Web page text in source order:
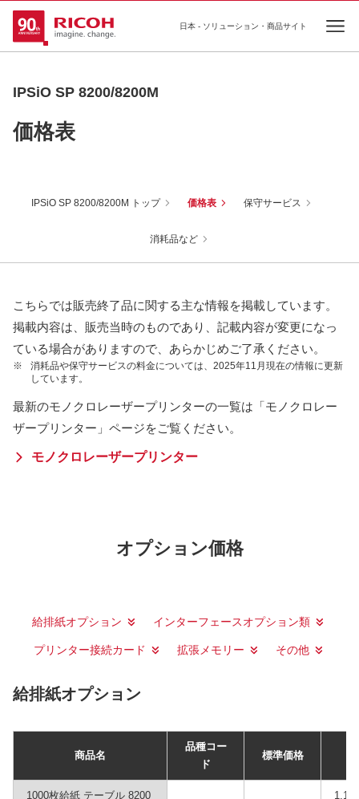
日本 - ソリューション・商品サイト
IPSiO SP 8200/8200M
価格表
IPSiO SP 8200/8200M トップ 価格表 保守サービス
消耗品など
こちらでは販売終了品に関する主な情報を掲載しています。
掲載内容は、販売当時のものであり、記載内容が変更になっ
ている場合がありますので、あらかじめご了承ください。
※
消耗品や保守サービスの料金については、2025年11月現在の情報に更新
しています。
最新のモノクロレーザープリンターの一覧は「モノクロレー
ザープリンター」ページをご覧ください。
モノクロレーザープリンター
オプション価格
給排紙オプション インターフェースオプション類
プリンター接続カード 拡張メモリー その他
給排紙オプション
商品名
品種コー
ド
標準価格
1000枚給紙 テーブル 8200